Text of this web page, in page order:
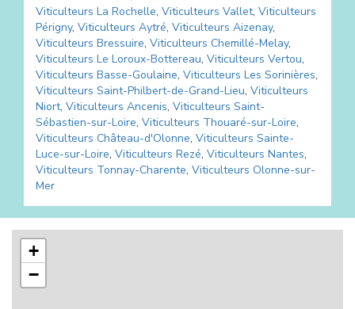
Viticulteurs La Rochelle, Viticulteurs Vallet, Viticulteurs
Périgny, Viticulteurs Aytré, Viticulteurs Aizenay,
Viticulteurs Bressuire, Viticulteurs Chemillé-Melay,
Viticulteurs Le Loroux-Bottereau, Viticulteurs Vertou,
Viticulteurs Basse-Goulaine, Viticulteurs Les Sorinières,
Viticulteurs Saint-Philbert-de-Grand-Lieu, Viticulteurs
Niort, Viticulteurs Ancenis, Viticulteurs Saint-
Sébastien-sur-Loire, Viticulteurs Thouaré-sur-Loire,
Viticulteurs Château-d'Olonne, Viticulteurs Sainte-
Luce-sur-Loire, Viticulteurs Rezé, Viticulteurs Nantes,
Viticulteurs Tonnay-Charente, Viticulteurs Olonne-sur-
Mer
+
−